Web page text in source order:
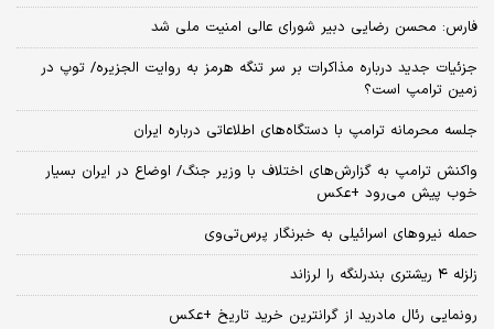
فارس: محسن رضایی دبیر شورای عالی امنیت ملی شد
جزئیات جدید درباره مذاکرات بر سر تنگه هرمز به روایت الجزیره/ توپ در
زمین ترامپ است؟
جلسه محرمانه ترامپ با دستگاه‌های اطلاعاتی درباره ایران
واکنش ترامپ به گزارش‌های اختلاف با وزیر جنگ/ اوضاع در ایران بسیار
خوب پیش می‌رود +عکس
حمله نیروهای اسرائیلی به خبرنگار پرس‌تی‌وی
زلزله ۴ ریشتری بندرلنگه را لرزاند
رونمایی رئال مادرید از گرانترین خرید تاریخ +عکس